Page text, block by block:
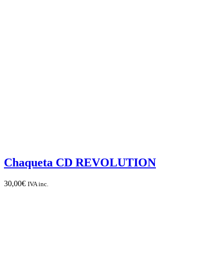
Chaqueta CD REVOLUTION
30,00€ IVA inc.